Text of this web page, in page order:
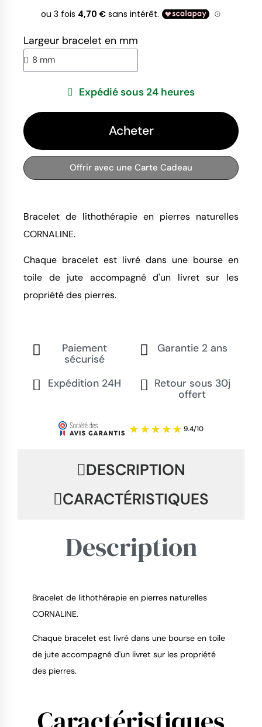
Largeur bracelet en mm
Expédié sous 24 heures
Acheter
Offrir avec une Carte Cadeau
Bracelet de lithothérapie en pierres naturelles
CORNALINE.
Chaque bracelet est livré dans une bourse en
toile de jute accompagné d'un livret sur les
propriété des pierres.
Paiement
sécurisé
Garantie 2 ans
Expédition 24H
Retour sous 30j
offert
DESCRIPTION
CARACTÉRISTIQUES
Description
Bracelet de lithothérapie en pierres naturelles
CORNALINE.
Chaque bracelet est livré dans une bourse en toile
de jute accompagné d'un livret sur les propriété
des pierres.